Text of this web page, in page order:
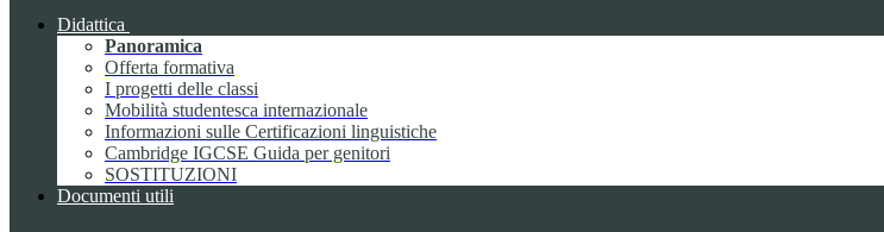
Didattica
Panoramica
Offerta formativa
I progetti delle classi
Mobilità studentesca internazionale
Informazioni sulle Certificazioni linguistiche
Cambridge IGCSE Guida per genitori
SOSTITUZIONI
Documenti utili